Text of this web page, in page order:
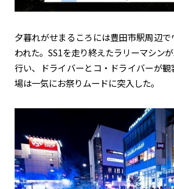
夕暮れがせまるころには豊田市駅周辺
われた。SS1を走り終えたラリーマシン
行い、ドライバーとコ・ドライバーが
場は一気にお祭りムードに突入した。